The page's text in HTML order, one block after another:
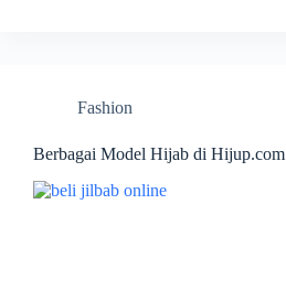
Fashion
Berbagai Model Hijab di Hijup.com